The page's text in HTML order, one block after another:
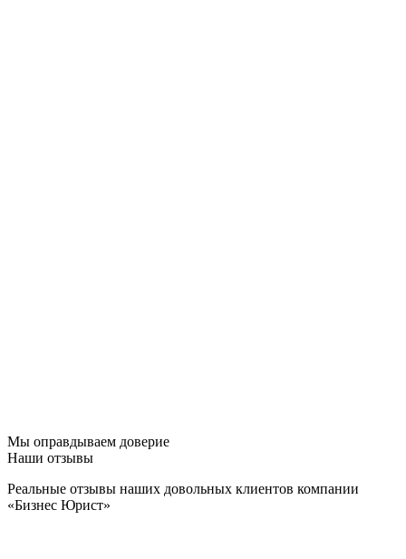
Мы оправдываем доверие
Наши отзывы
Реальные отзывы наших довольных клиентов компании
«Бизнес Юрист»